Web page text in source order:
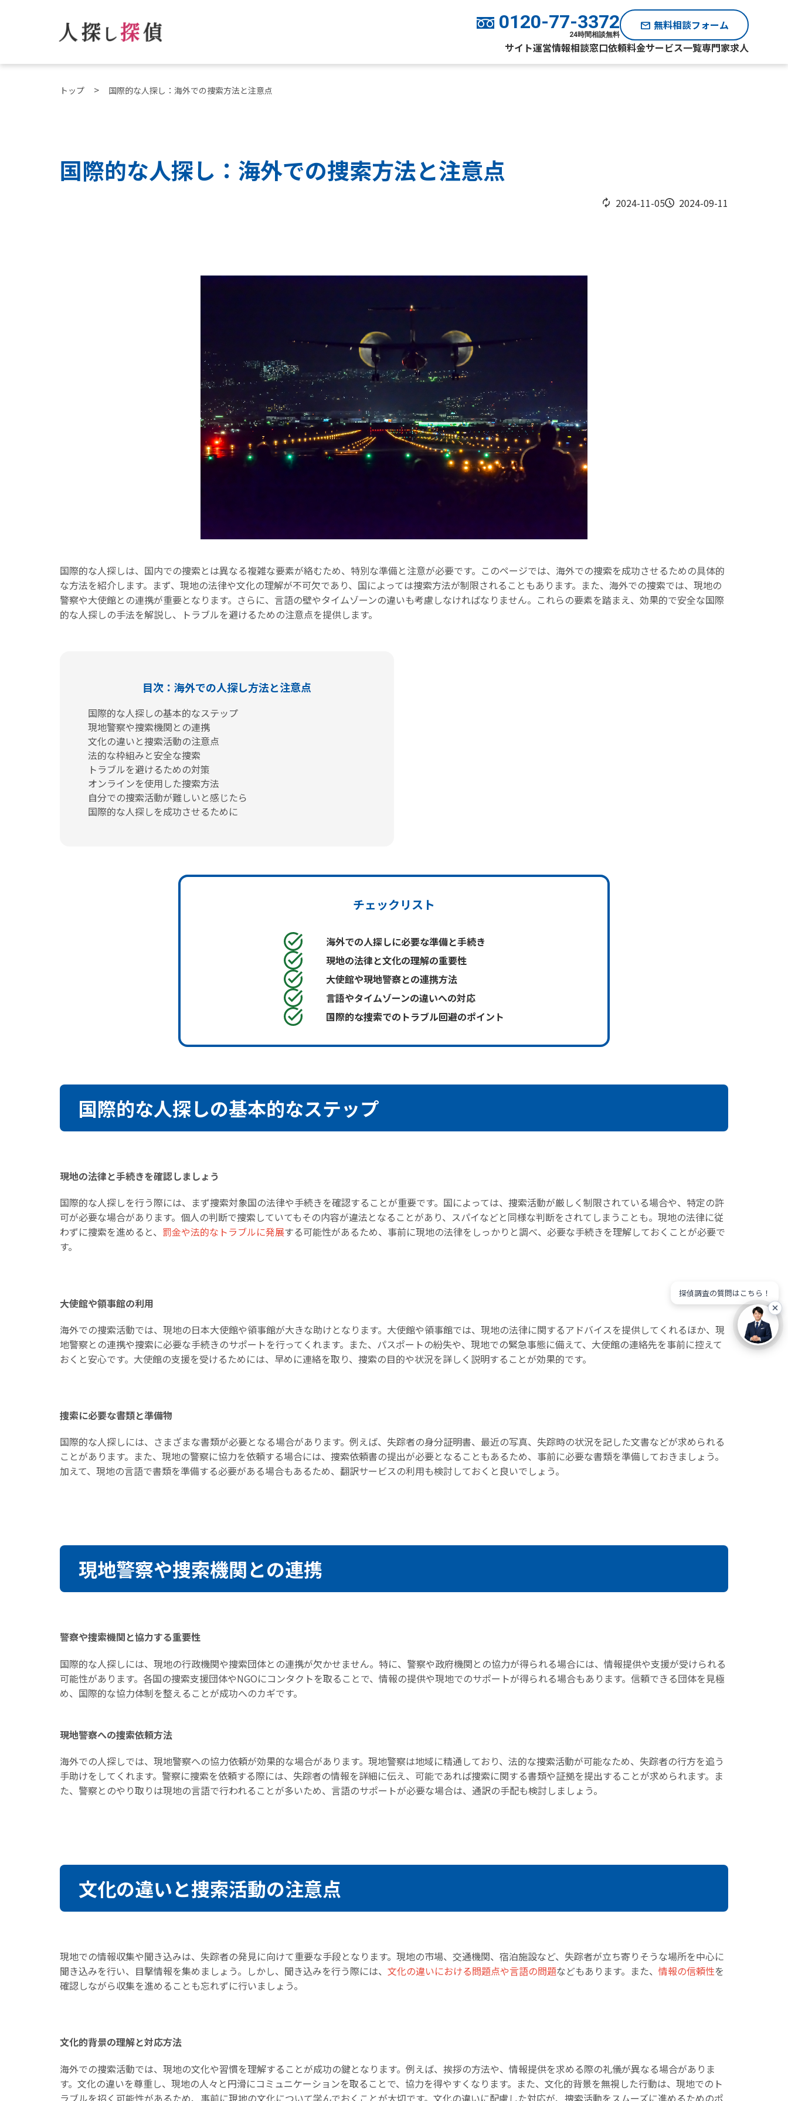
0120-77-3372
24時間相談無料
mail 無料相談フォーム
サイト運営情報相談窓口依頼料金サービス一覧専門家求人
トップ 国際的な人探し：海外での捜索方法と注意点
国際的な人探し：海外での捜索方法と注意点
2024-11-05 2024-09-11
国際的な人探しは、国内での捜索とは異なる複雑な要素が絡むため、特別な準備と注意が必要です。このページでは、海外での捜索を成功させるための具体的
な方法を紹介します。まず、現地の法律や文化の理解が不可欠であり、国によっては捜索方法が制限されることもあります。また、海外での捜索では、現地の
警察や大使館との連携が重要となります。さらに、言語の壁やタイムゾーンの違いも考慮しなければなりません。これらの要素を踏まえ、効果的で安全な国際
的な人探しの手法を解説し、トラブルを避けるための注意点を提供します。
目次：海外での人探し方法と注意点
国際的な人探しの基本的なステップ
現地警察や捜索機関との連携
文化の違いと捜索活動の注意点
法的な枠組みと安全な捜索
トラブルを避けるための対策
オンラインを使用した捜索方法
自分での捜索活動が難しいと感じたら
国際的な人探しを成功させるために
チェックリスト
海外での人探しに必要な準備と手続き
現地の法律と文化の理解の重要性
大使館や現地警察との連携方法
言語やタイムゾーンの違いへの対応
国際的な捜索でのトラブル回避のポイント
国際的な人探しの基本的なステップ
現地の法律と手続きを確認しましょう
国際的な人探しを行う際には、まず捜索対象国の法律や手続きを確認することが重要です。国によっては、捜索活動が厳しく制限されている場合や、特定の許
可が必要な場合があります。個人の判断で捜索していてもその内容が違法となることがあり、スパイなどと同様な判断をされてしまうことも。現地の法律に従
わずに捜索を進めると、 罰金や法的なトラブルに発展する可能性があるため、事前に現地の法律をしっかりと調べ、必要な手続きを理解しておくことが必要で
す。
大使館や領事館の利用
海外での捜索活動では、現地の日本大使館や領事館が大きな助けとなります。大使館や領事館では、現地の法律に関するアドバイスを提供してくれるほか、現
地警察との連携や捜索に必要な手続きのサポートを行ってくれます。また、パスポートの紛失や、現地での緊急事態に備えて、大使館の連絡先を事前に控えて
おくと安心です。大使館の支援を受けるためには、早めに連絡を取り、捜索の目的や状況を詳しく説明することが効果的です。
捜索に必要な書類と準備物
国際的な人探しには、さまざまな書類が必要となる場合があります。例えば、失踪者の身分証明書、最近の写真、失踪時の状況を記した文書などが求められる
ことがあります。また、現地の警察に協力を依頼する場合には、捜索依頼書の提出が必要となることもあるため、事前に必要な書類を準備しておきましょう。
加えて、現地の言語で書類を準備する必要がある場合もあるため、翻訳サービスの利用も検討しておくと良いでしょう。
現地警察や捜索機関との連携
警察や捜索機関と協力する重要性
国際的な人探しには、現地の行政機関や捜索団体との連携が欠かせません。特に、警察や政府機関との協力が得られる場合には、情報提供や支援が受けられる
可能性があります。各国の捜索支援団体やNGOにコンタクトを取ることで、情報の提供や現地でのサポートが得られる場合もあります。信頼できる団体を見極
め、国際的な協力体制を整えることが成功へのカギです。
現地警察への捜索依頼方法
海外での人探しでは、現地警察への協力依頼が効果的な場合があります。現地警察は地域に精通しており、法的な捜索活動が可能なため、失踪者の行方を追う
手助けをしてくれます。警察に捜索を依頼する際には、失踪者の情報を詳細に伝え、可能であれば捜索に関する書類や証拠を提出することが求められます。ま
た、警察とのやり取りは現地の言語で行われることが多いため、言語のサポートが必要な場合は、通訳の手配も検討しましょう。
文化の違いと捜索活動の注意点
現地での情報収集や聞き込みは、失踪者の発見に向けて重要な手段となります。現地の市場、交通機関、宿泊施設など、失踪者が立ち寄りそうな場所を中心に
聞き込みを行い、目撃情報を集めましょう。しかし、聞き込みを行う際には、 文化の違いにおける問題点や言語の問題などもあります。また、 情報の信頼性を
確認しながら収集を進めることも忘れずに行いましょう。
文化的背景の理解と対応方法
海外での捜索活動では、現地の文化や習慣を理解することが成功の鍵となります。例えば、挨拶の方法や、情報提供を求める際の礼儀が異なる場合がありま
す。文化の違いを尊重し、現地の人々と円滑にコミュニケーションを取ることで、協力を得やすくなります。また、文化的背景を無視した行動は、現地でのト
ラブルを招く可能性があるため、事前に現地の文化について学んでおくことが大切です。文化の違いに配慮した対応が、捜索活動をスムーズに進めるためのポ
探偵調査の質問はこちら！